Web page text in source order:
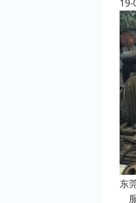
19-
东